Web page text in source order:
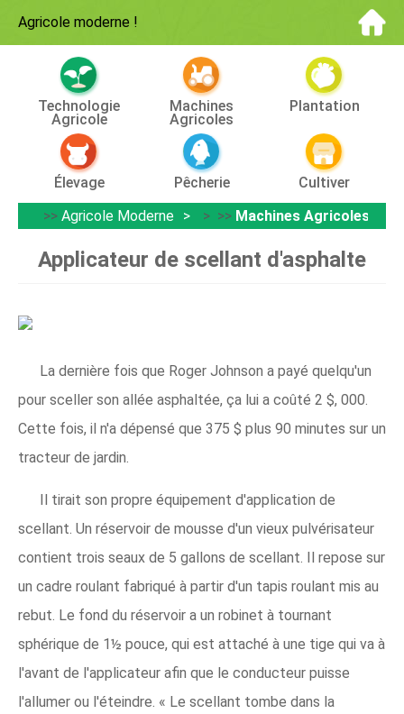
Agricole moderne !
Technologie
Agricole
Machines
Agricoles
Plantation
Élevage Pêcherie
Cultiver
>> Agricole Moderne > >> Machines Agricoles
Applicateur de scellant d'asphalte
La dernière fois que Roger Johnson a payé quelqu'un
pour sceller son allée asphaltée, ça lui a coûté 2 $, 000.
Cette fois, il n'a dépensé que 375 $ plus 90 minutes sur un
tracteur de jardin.
Il tirait son propre équipement d'application de
scellant. Un réservoir de mousse d'un vieux pulvérisateur
contient trois seaux de 5 gallons de scellant. Il repose sur
un cadre roulant fabriqué à partir d'un tapis roulant mis au
rebut. Le fond du réservoir a un robinet à tournant
sphérique de 1½ pouce, qui est attaché à une tige qui va à
l'avant de l'applicateur afin que le conducteur puisse
l'allumer ou l'éteindre. « Le scellant tombe dans la